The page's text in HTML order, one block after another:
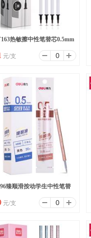
热敏擦中性笔替芯0.5mm
)(支)
元/支
臻顺滑按动学生中性笔替
子弹头(黑)(支)
元/支